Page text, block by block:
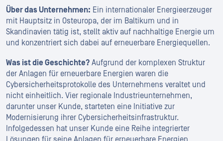
Über das Unternehmen: Ein internationaler Energieerzeuger
mit Hauptsitz in Osteuropa, der im Baltikum und in
Skandinavien tätig ist, stellt aktiv auf nachhaltige Energie um
und konzentriert sich dabei auf erneuerbare Energiequellen.
Was ist die Geschichte? Aufgrund der komplexen Struktur
der Anlagen für erneuerbare Energien waren die
Cybersicherheitsprotokolle des Unternehmens veraltet und
nicht einheitlich. Vier regionale Industrieunternehmen,
darunter unser Kunde, starteten eine Initiative zur
Modernisierung ihrer Cybersicherheitsinfrastruktur.
Infolgedessen hat unser Kunde eine Reihe integrierter